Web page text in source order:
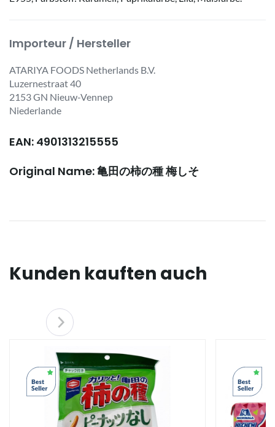
Importeur / Hersteller
ATARIYA FOODS Netherlands B.V.
Luzernestraat 40
2153 GN Nieuw-Vennep
Niederlande
EAN: 4901313215555
Original Name: 亀田の柿の種 梅しそ
Kunden kauften auch